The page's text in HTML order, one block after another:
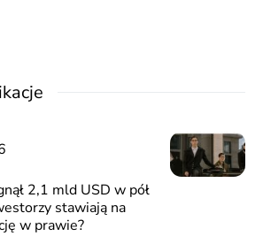
2,1 mld USD w pół
stawiają na
w prawie?